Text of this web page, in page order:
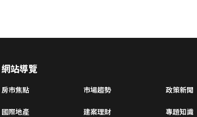
網站導覽
房市焦點 市場趨勢 政策新聞
國際地產 建案理財 專題知識